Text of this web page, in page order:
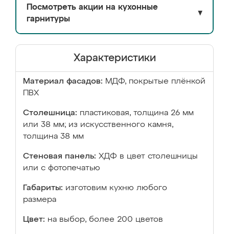
Посмотреть акции на кухонные
гарнитуры
▼
Характеристики
Материал фасадов: МДФ, покрытые плёнкой
ПВХ
Столешница: пластиковая, толщина 26 мм
или 38 мм; из искусственного камня,
толщина 38 мм
Стеновая панель: ХДФ в цвет столешницы
или с фотопечатью
Габариты: изготовим кухню любого
размера
Цвет: на выбор, более 200 цветов